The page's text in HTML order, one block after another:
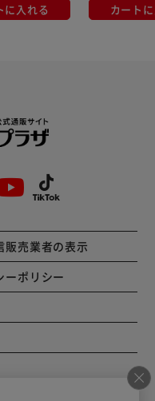
に入れる カート
販売業者の表示
ーポリシー